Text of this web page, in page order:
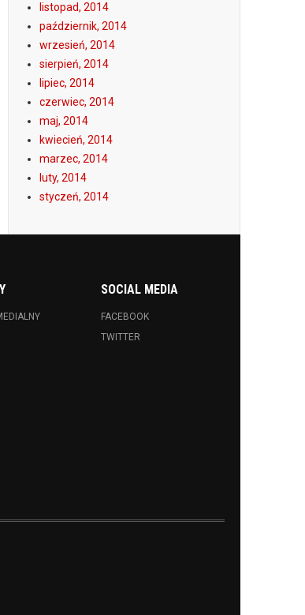
listopad, 2014
październik, 2014
wrzesień, 2014
sierpień, 2014
lipiec, 2014
czerwiec, 2014
maj, 2014
kwiecień, 2014
marzec, 2014
luty, 2014
styczeń, 2014
SOCIAL MEDIA
FACEBOOK
TWITTER